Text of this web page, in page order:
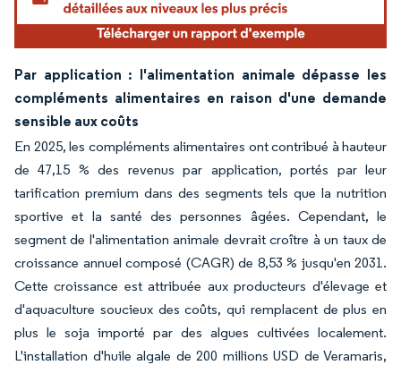
Par application : l'alimentation animale dépasse les
compléments alimentaires en raison d'une demande
sensible aux coûts
En 2025, les compléments alimentaires ont contribué à hauteur
de 47,15 % des revenus par application, portés par leur
tarification premium dans des segments tels que la nutrition
sportive et la santé des personnes âgées. Cependant, le
segment de l'alimentation animale devrait croître à un taux de
croissance annuel composé (CAGR) de 8,53 % jusqu'en 2031.
Cette croissance est attribuée aux producteurs d'élevage et
d'aquaculture soucieux des coûts, qui remplacent de plus en
plus le soja importé par des algues cultivées localement.
L'installation d'huile algale de 200 millions USD de Veramaris,